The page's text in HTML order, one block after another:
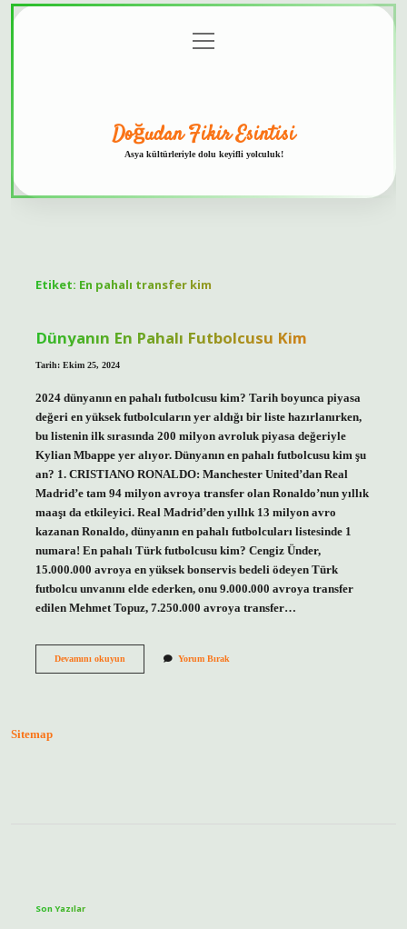
menüyü
aç
Doğudan Fikir Esintisi
Asya kültürleriyle dolu keyifli yolculuk!
Etiket: En pahalı transfer kim
Dünyanın En Pahalı Futbolcusu Kim
Tarih: Ekim 25, 2024
2024 dünyanın en pahalı futbolcusu kim? Tarih boyunca piyasa
değeri en yüksek futbolcuların yer aldığı bir liste hazırlanırken,
bu listenin ilk sırasında 200 milyon avroluk piyasa değeriyle
Kylian Mbappe yer alıyor. Dünyanın en pahalı futbolcusu kim şu
an? 1. CRISTIANO RONALDO: Manchester United’dan Real
Madrid’e tam 94 milyon avroya transfer olan Ronaldo’nun yıllık
maaşı da etkileyici. Real Madrid’den yıllık 13 milyon avro
kazanan Ronaldo, dünyanın en pahalı futbolcuları listesinde 1
numara! En pahalı Türk futbolcusu kim? Cengiz Ünder,
15.000.000 avroya en yüksek bonservis bedeli ödeyen Türk
futbolcu unvanını elde ederken, onu 9.000.000 avroya transfer
edilen Mehmet Topuz, 7.250.000 avroya transfer…
Devamını okuyunDünyanın
Yorum Bırak
Sitemap
Son Yazılar